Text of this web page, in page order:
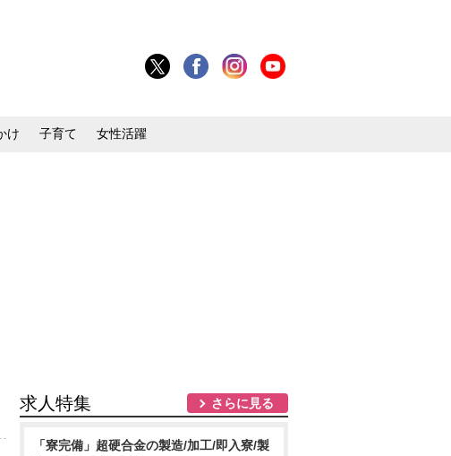
け 子育て 女性活躍
求人特集 さらに見る
「寮完備」超硬合金の製造/加工/即入寮/製